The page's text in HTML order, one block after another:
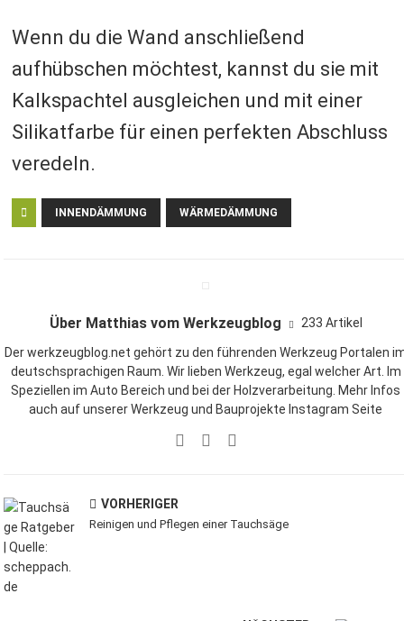
Wenn du die Wand anschließend
aufhübschen möchtest, kannst du sie mit
Kalkspachtel ausgleichen und mit einer
Silikatfarbe für einen perfekten Abschluss
veredeln.
INNENDÄMMUNG WÄRMEDÄMMUNG
Über Matthias vom Werkzeugblog 233 Artikel
Der werkzeugblog.net gehört zu den führenden Werkzeug Portalen
deutschsprachigen Raum. Wir lieben Werkzeug, egal welcher Art. Im
Speziellen im Auto Bereich und bei der Holzverarbeitung. Mehr Infos
auch auf unsererWerkzeug und Bauprojekte Instagram Seite
VORHERIGER
Reinigen und Pflegen einer Tauchsäge